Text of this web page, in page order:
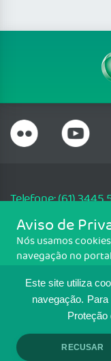
Este site utiliza
navegação.
RECUSAR
Telefone: (61) 3445
Email:
SGAS 616, Conjunto D,
CNPJ: 33.583.550/0001-30
MAPA DO SITE
CONTAS
Aviso de
Nós usamos
navegação no
Para ter mais
Política de cookies